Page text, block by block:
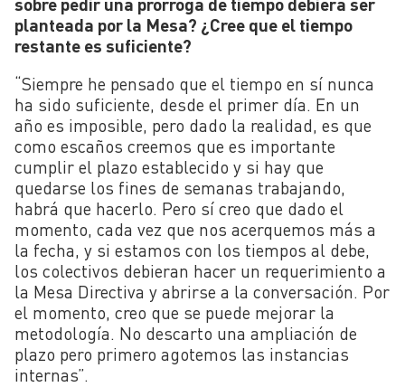
planteada por la Mesa? ¿Cree que el tiempo
restante es suficiente?
“Siempre he pensado que el tiempo en sí nunca
ha sido suficiente, desde el primer día. En un
año es imposible, pero dado la realidad, es que
como escaños creemos que es importante
cumplir el plazo establecido y si hay que
quedarse los fines de semanas trabajando,
habrá que hacerlo. Pero sí creo que dado el
momento, cada vez que nos acerquemos más a
la fecha, y si estamos con los tiempos al debe,
los colectivos debieran hacer un requerimiento a
la Mesa Directiva y abrirse a la conversación. Por
el momento, creo que se puede mejorar la
metodología. No descarto una ampliación de
plazo pero primero agotemos las instancias
internas”.